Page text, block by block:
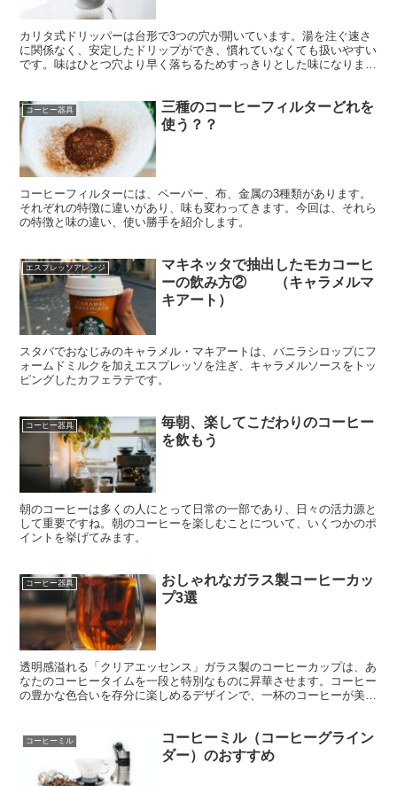
カリタ式ドリッパーは台形で3つの穴が開いています。湯を注ぐ速さ
に関係なく、安定したドリップができ、慣れていなくても扱いやすい
です。味はひとつ穴より早く落ちるためすっきりとした味になりま
コーヒー器具
三種のコーヒーフィルターどれを
使う？？
コーヒーフィルターには、ペーパー、布、金属の3種類があります。
それぞれの特徴に違いがあり、味も変わってきます。今回は、それら
の特徴と味の違い、使い勝手を紹介します。
エスプレッソアレンジ
マキネッタで抽出したモカコーヒ
ーの飲み方② （キャラメルマ
キアート）
スタバでおなじみのキャラメル・マキアートは、バニラシロップにフ
ォームドミルクを加えエスプレッソを注ぎ、キャラメルソースをトッ
ピングしたカフェラテです。
コーヒー器具
毎朝、楽してこだわりのコーヒー
を飲もう
朝のコーヒーは多くの人にとって日常の一部であり、日々の活力源と
して重要ですね。朝のコーヒーを楽しむことについて、いくつかのポ
イントを挙げてみます。
コーヒー器具
おしゃれなガラス製コーヒーカッ
プ3選
透明感溢れる「クリアエッセンス」ガラス製のコーヒーカップは、あ
なたのコーヒータイムを一段と特別なものに昇華させます。コーヒー
の豊かな色合いを存分に楽しめるデザインで、一杯のコーヒーが美し
コーヒーミル
コーヒーミル（コーヒーグライン
ダー）のおすすめ